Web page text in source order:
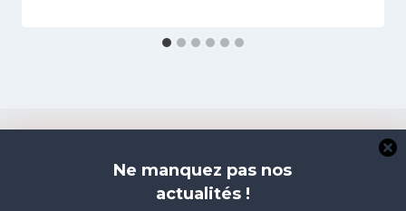
Ne manquez pas nos
actualités !